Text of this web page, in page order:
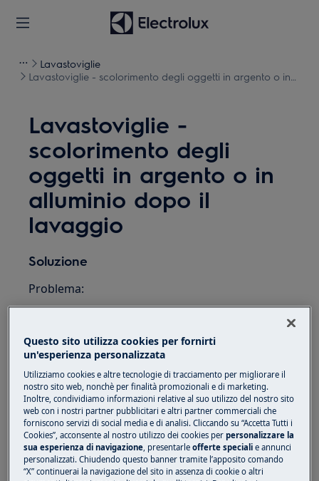
Lavastoviglie
Lavastoviglie - scolorimento degli oggetti in argento o in
Lavastoviglie -
scolorimento degli
oggetti in argento o in
alluminio dopo il
lavaggio
Soluzione
Problema:
alluminio dopo il lavaggio in lavastoviglie
Vale per
Lavastoviglie integrata
Lavastoviglie a libera installazione
Soluzione:
1. Non lavare gli oggetti in argento o
alluminio in lavastoviglie.
Questo sito utilizza cookies per fornirti
un'esperienza personalizzata
Utilizziamo cookies e altre tecnologie di tracciamento per migliorare il
nostro sito web, nonchè per finalità promozionali e di marketing.
Inoltre, condividiamo informazioni relative al suo utilizzo del nostro sito
web con i nostri partner pubblicitari e altri partner commerciali che
forniscono servizi di social media e di analisi. Cliccando su “Accetta Tutti i
Cookies”, acconsente al nostro utilizzo dei cookies perpersonalizzare la
sua esperienza di navigazione, presentarleofferte speciali e annunci
personalizzati. Chiudendo questo banner tramite l’apposito comando
“X” continuerai la navigazione del sito in assenza di cookie o altri